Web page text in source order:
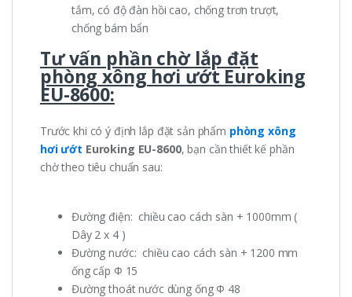
tắm, có độ đàn hồi cao, chống trơn trượt,
chống bám bẩn
Tư vấn phần chờ lắp đặt
phòng xông hơi ướt Euroking
EU-8600:
Trước khi có ý định lắp đặt sản phẩm phòng xông
hơi ướt Euroking EU-8600, bạn cần thiết kế phần
chờ theo tiêu chuẩn sau:
Đường điện: chiều cao cách sàn + 1000mm (
Dây 2 x 4 )
Đường nước: chiều cao cách sàn + 1200 mm
ống cấp Φ 15
Đường thoát nước dùng ống Φ 48